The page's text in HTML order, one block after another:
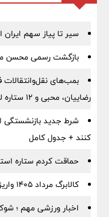
سیر تا پیاز سهم ایران
بازگشت رسمی محسن
بمب‌های نقل‌وانتقالات
رضاییان، محبی و ۱۲ ستاره لو رفت
کنند + جدول کامل
حماقت کردم ستاره
کالابرگ مرداد ۱۴۰۵ واریز شد + جدول کامل
اخبار ورزشی مهم ؛